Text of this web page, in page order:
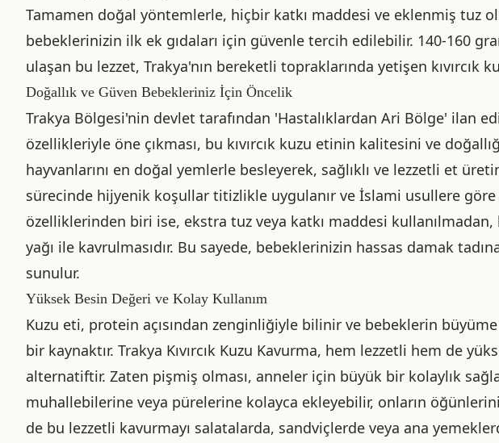
Tamamen doğal yöntemlerle, hiçbir katkı maddesi ve eklenmiş tuz
bebeklerinizin ilk ek gıdaları için güvenle tercih edilebilir. 140-160
ulaşan bu lezzet, Trakya'nın bereketli topraklarında yetişen kıvırcık
Doğallık ve Güven Bebekleriniz İçin Öncelik
Trakya Bölgesi'nin devlet tarafından 'Hastalıklardan Ari Bölge' ilan
özellikleriyle öne çıkması, bu kıvırcık kuzu etinin kalitesini ve
hayvanlarını en doğal yemlerle besleyerek, sağlıklı ve lezzetli et
sürecinde hijyenik koşullar titizlikle uygulanır ve İslami usullere göre
özelliklerinden biri ise, ekstra tuz veya katkı maddesi
yağı ile kavrulmasıdır. Bu sayede, bebeklerinizin hassas damak
sunulur.
Yüksek Besin Değeri ve Kolay Kullanım
Kuzu eti, protein açısından zenginliğiyle bilinir ve bebeklerin
bir kaynaktır. Trakya Kıvırcık Kuzu Kavurma, hem lezzetli hem de
alternatiftir. Zaten pişmiş olması, anneler için büyük bir kolaylık
muhallebilerine veya pürelerine kolayca ekleyebilir, onların
de bu lezzetli kavurmayı salatalarda, sandviçlerde veya ana